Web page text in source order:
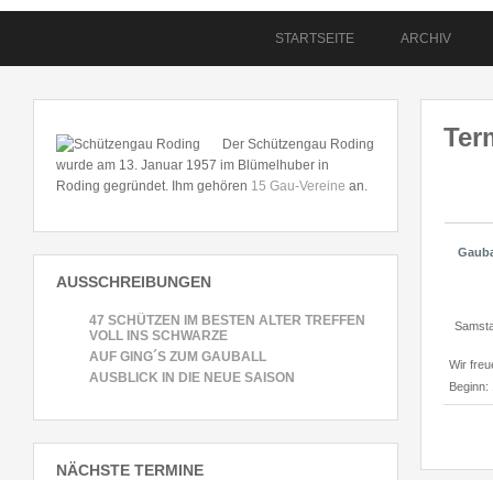
STARTSEITE ARCHIV
Wir
Beginn:
Der Schützengau Roding
wurde am 13. Januar 1957 im Blümelhuber in
Roding gegründet. Ihm gehören 15 Gau-Vereine an.
AUSSCHREIBUNGEN
47 SCHÜTZEN IM BESTEN ALTER TREFFEN
VOLL INS SCHWARZE
AUF GING´S ZUM GAUBALL
AUSBLICK IN DIE NEUE SAISON
NÄCHSTE TERMINE